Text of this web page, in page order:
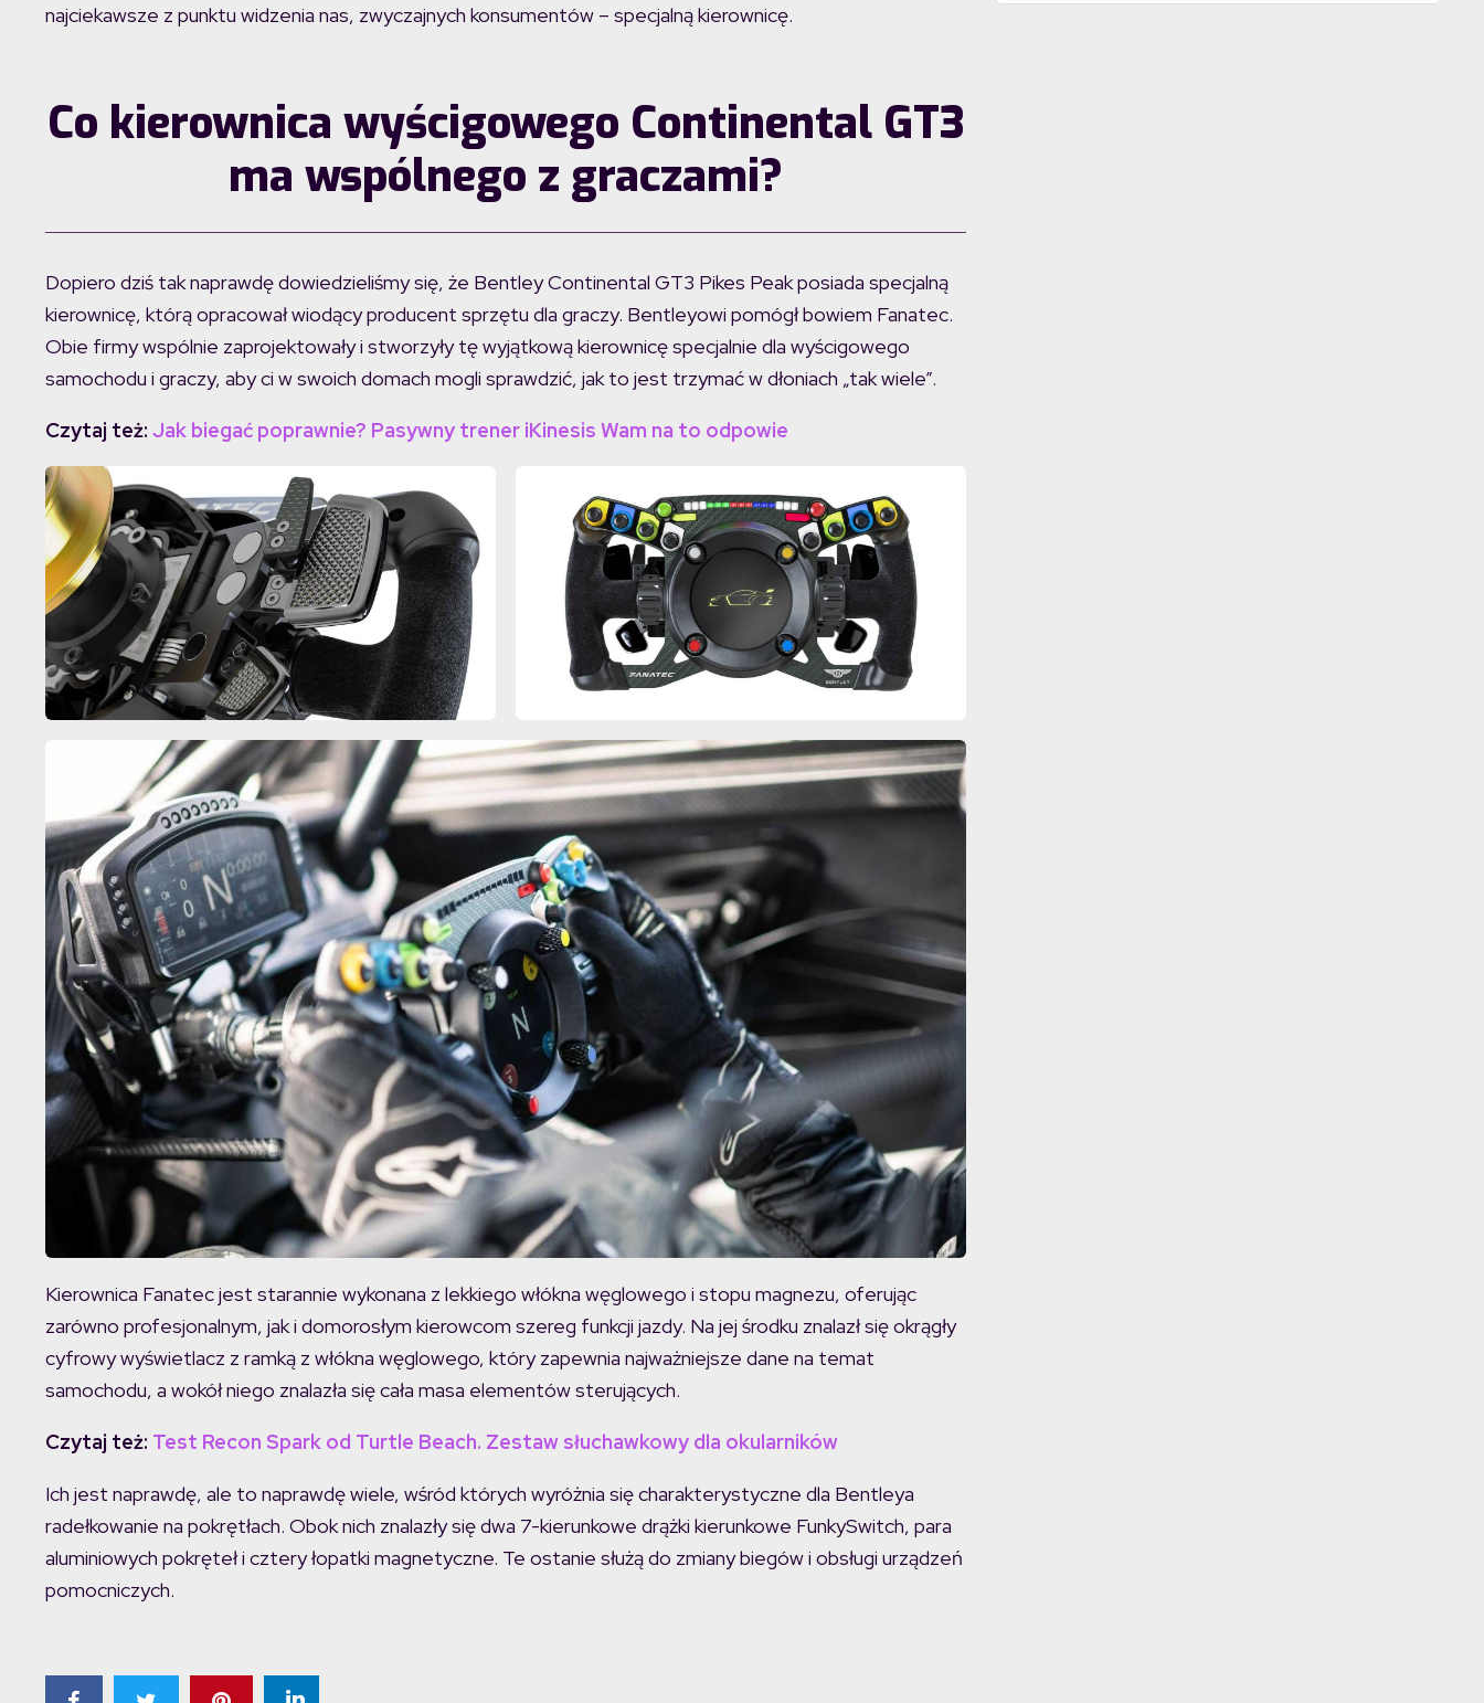
najciekawsze z punktu widzenia nas, zwyczajnych konsumentów – specjalną kierownicę.
Co kierownica wyścigowego Continental GT3
ma wspólnego z graczami?
Dopiero dziś tak naprawdę dowiedzieliśmy się, że Bentley Continental GT3 Pikes Peak posiada specjalną
kierownicę, którą opracował wiodący producent sprzętu dla graczy. Bentleyowi pomógł bowiem Fanatec.
Obie firmy wspólnie zaprojektowały i stworzyły tę wyjątkową kierownicę specjalnie dla wyścigowego
samochodu i graczy, aby ci w swoich domach mogli sprawdzić, jak to jest trzymać w dłoniach „tak wiele”.
Czytaj też: Jak biegać poprawnie? Pasywny trener iKinesis Wam na to odpowie
Kierownica Fanatec jest starannie wykonana z lekkiego włókna węglowego i stopu magnezu, oferując
zarówno profesjonalnym, jak i domorosłym kierowcom szereg funkcji jazdy. Na jej środku znalazł się okrągły
cyfrowy wyświetlacz z ramką z włókna węglowego, który zapewnia najważniejsze dane na temat
samochodu, a wokół niego znalazła się cała masa elementów sterujących.
Czytaj też: Test Recon Spark od Turtle Beach. Zestaw słuchawkowy dla okularników
Ich jest naprawdę, ale to naprawdę wiele, wśród których wyróżnia się charakterystyczne dla Bentleya
radełkowanie na pokrętłach. Obok nich znalazły się dwa 7-kierunkowe drążki kierunkowe FunkySwitch, para
aluminiowych pokręteł i cztery łopatki magnetyczne. Te ostanie służą do zmiany biegów i obsługi urządzeń
pomocniczych.